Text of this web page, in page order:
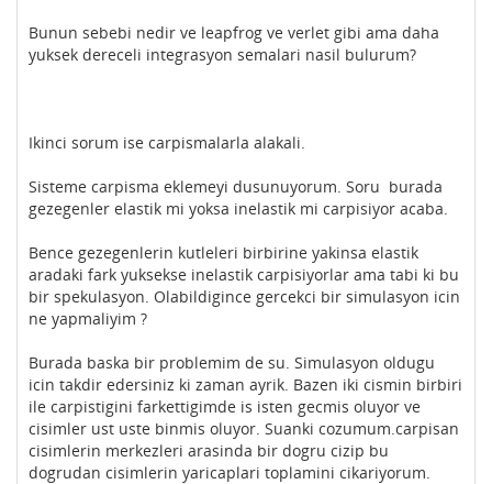
Bunun sebebi nedir ve leapfrog ve verlet gibi ama daha
yuksek dereceli integrasyon semalari nasil bulurum?
Ikinci sorum ise carpismalarla alakali.
Sisteme carpisma eklemeyi dusunuyorum. Soru burada
gezegenler elastik mi yoksa inelastik mi carpisiyor acaba.
Bence gezegenlerin kutleleri birbirine yakinsa elastik
aradaki fark yuksekse inelastik carpisiyorlar ama tabi ki bu
bir spekulasyon. Olabildigince gercekci bir simulasyon icin
ne yapmaliyim ?
Burada baska bir problemim de su. Simulasyon oldugu
icin takdir edersiniz ki zaman ayrik. Bazen iki cismin birbiri
ile carpistigini farkettigimde is isten gecmis oluyor ve
cisimler ust uste binmis oluyor. Suanki cozumum.carpisan
cisimlerin merkezleri arasinda bir dogru cizip bu
dogrudan cisimlerin yaricaplari toplamini cikariyorum.